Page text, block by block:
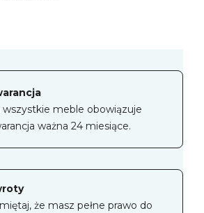
wszystkie meble obowiązuje
ważna 24 miesiące.
że masz pełne prawo do